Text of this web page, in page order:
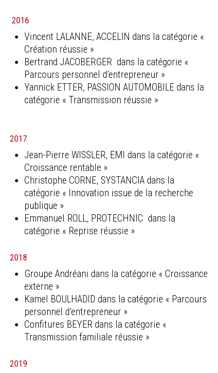
2016
Vincent LALANNE, ACCELIN dans la catégorie «
Création réussie »
Bertrand JACOBERGER dans la catégorie «
Parcours personnel d’entrepreneur »
Yannick ETTER, PASSION AUTOMOBILE dans la
catégorie « Transmission réussie »
2017
Jean-Pierre WISSLER, EMI dans la catégorie «
Croissance rentable »
Christophe CORNE, SYSTANCIA dans la
catégorie « Innovation issue de la recherche
publique »
Emmanuel ROLL, PROTECHNIC dans la
catégorie « Reprise réussie »
2018
Groupe Andréani dans la catégorie « Croissance
externe »
Kamel BOULHADID dans la catégorie « Parcours
personnel d’entrepreneur »
Confitures BEYER dans la catégorie «
Transmission familiale réussie »
2019